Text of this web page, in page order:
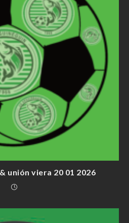
unión viera 20 01 2026